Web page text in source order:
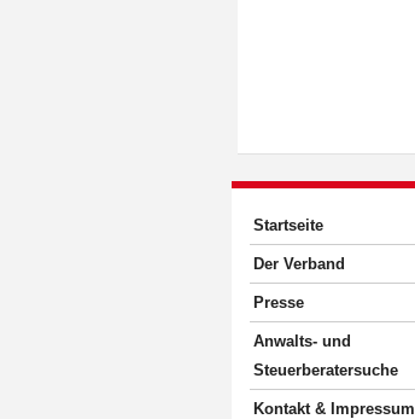
Startseite
Der Verband
Presse
Anwalts- und
Steuerberatersuche
Kontakt & Impressum